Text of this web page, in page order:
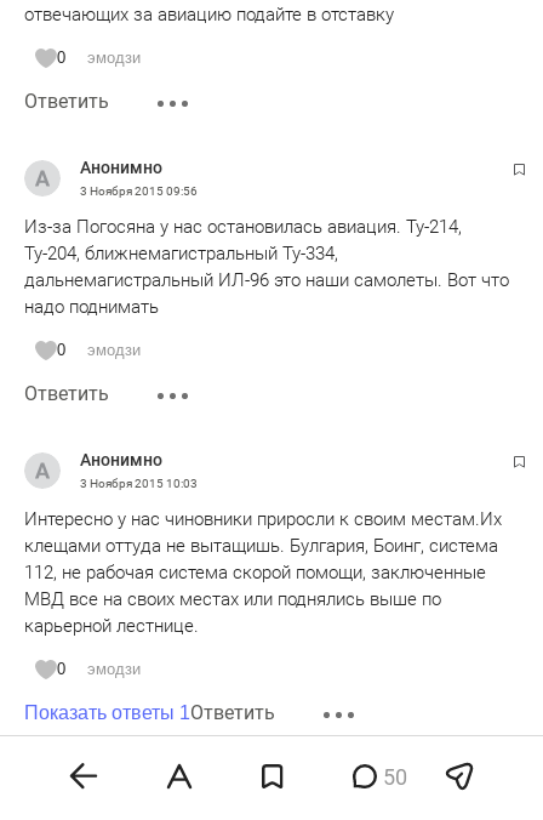
отвечающих за авиацию подайте в отставку
0 эмодзи
Ответить
Анонимно
3 Ноября 201509:56
Из-за Погосяна у нас остановилась авиация. Ту-214,
Ту-204, ближнемагистральный Ту-334,
дальнемагистральный ИЛ-96 это наши самолеты. Вот что
надо поднимать
0 эмодзи
Ответить
Анонимно
3 Ноября 201510:03
Интересно у нас чиновники приросли к своим местам.Их
клещами оттуда не вытащишь. Булгария, Боинг, система
112, не рабочая система скорой помощи, заключенные
МВД все на своих местах или поднялись выше по
карьерной лестнице.
0 эмодзи
Показать ответы 1Ответить
Анонимно 50